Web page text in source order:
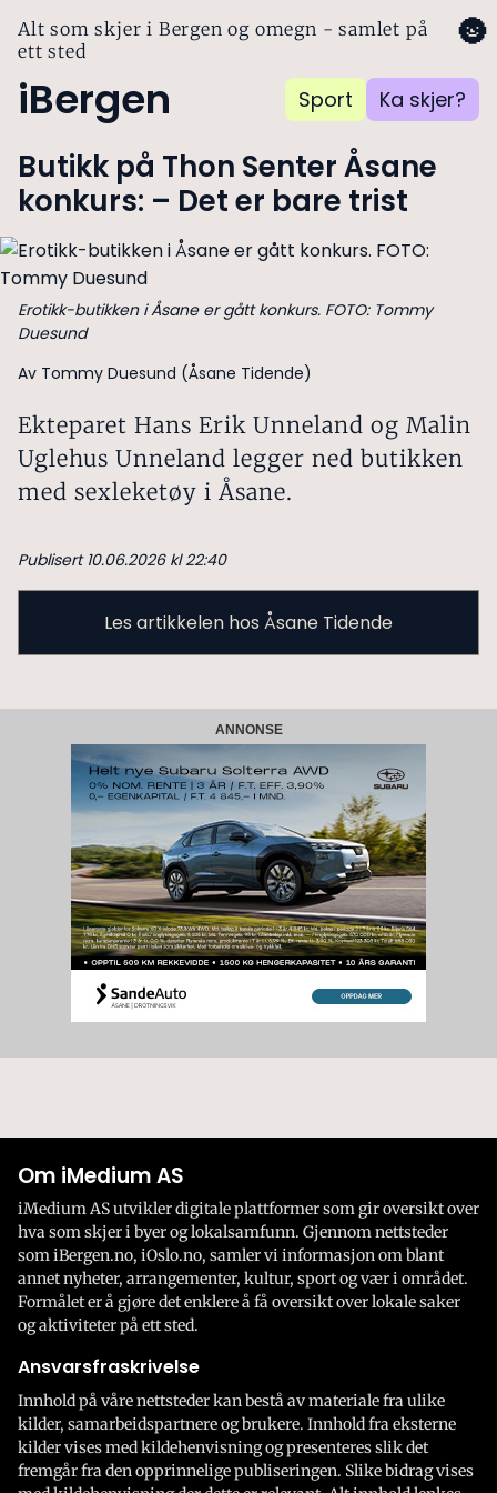
Alt som skjer i Bergen og omegn - samlet på
ett sted
iBergen Sport Ka skjer?
🌚
Butikk på Thon Senter Åsane
konkurs: – Det er bare trist
Erotikk-butikken i Åsane er gått konkurs. FOTO: Tommy
Duesund
Av Tommy Duesund (Åsane Tidende)
Ekteparet Hans Erik Unneland og Malin
Uglehus Unneland legger ned butikken
med sexleketøy i Åsane.
Publisert 10.06.2026 kl 22:40
Les artikkelen hos Åsane Tidende
ANNONSE
Om iMedium AS
iMedium AS utvikler digitale plattformer som gir oversikt over
hva som skjer i byer og lokalsamfunn. Gjennom nettsteder
som iBergen.no, iOslo.no, samler vi informasjon om blant
annet nyheter, arrangementer, kultur, sport og vær i området.
Formålet er å gjøre det enklere å få oversikt over lokale saker
og aktiviteter på ett sted.
Ansvarsfraskrivelse
Innhold på våre nettsteder kan bestå av materiale fra ulike
kilder, samarbeidspartnere og brukere. Innhold fra eksterne
kilder vises med kildehenvisning og presenteres slik det
fremgår fra den opprinnelige publiseringen. Slike bidrag vises